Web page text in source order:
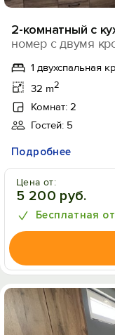
2-комнатный с
номер с двумя
1 двухспальная
32 m2
Комнат: 2
Гостей: 5
Подробнее
Цена от:
5 200 руб.
Бесплатная